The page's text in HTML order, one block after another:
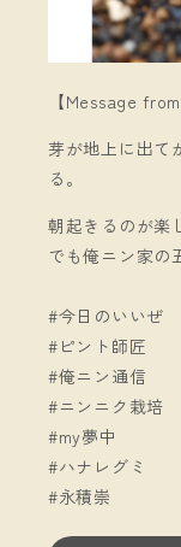
【Message
芽が地上に出て
る。
朝起きるのが楽
でも俺ニン家
#今日のいいぜ
#ピント師匠
#俺ニン通信
#ニンニク栽培
#my夢中
#ハナレグミ
#永積崇